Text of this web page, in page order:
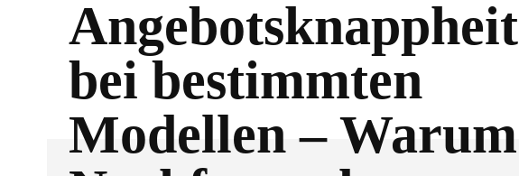
Angebotsknappheit
bei bestimmten
Modellen – Warum